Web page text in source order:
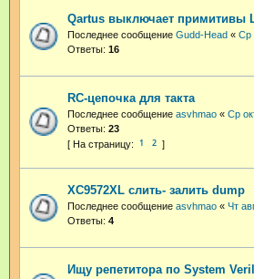
Qartus выключает примитивы
Последнее сообщение Gudd-Head « Ср
Ответы: 16
RC-цепочка для такта
Последнее сообщение asvhmao « Ср
Ответы: 23
1 2
XC9572XL слить- залить dump
Последнее сообщение asvhmao « Чт
Ответы: 4
Ищу репетитора по System